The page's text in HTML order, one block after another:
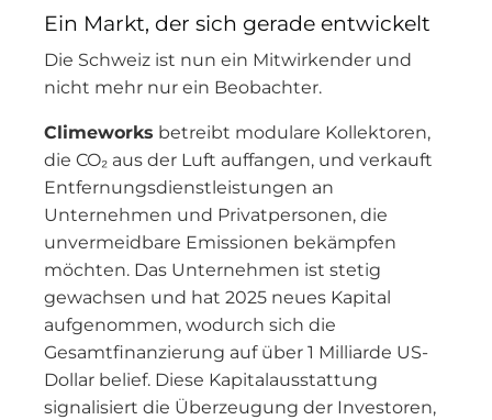
Ein Markt, der sich gerade entwickelt
Die Schweiz ist nun ein Mitwirkender und
nicht mehr nur ein Beobachter.
Climeworks betreibt modulare Kollektoren,
die CO₂ aus der Luft auffangen, und verkauft
Entfernungsdienstleistungen an
Unternehmen und Privatpersonen, die
unvermeidbare Emissionen bekämpfen
möchten. Das Unternehmen ist stetig
gewachsen und hat 2025 neues Kapital
aufgenommen, wodurch sich die
Gesamtfinanzierung auf über 1 Milliarde US-
Dollar belief. Diese Kapitalausstattung
signalisiert die Überzeugung der Investoren,